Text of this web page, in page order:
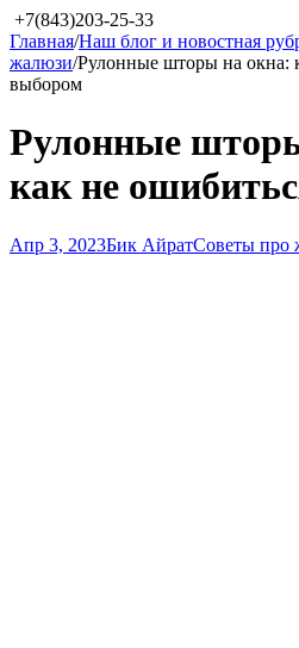
+7(843)203-25-33
Главная/Наш блог и новостная
жалюзи/Рулонные шторы на окна:
выбором
Рулонные
как не
Апр 3, 2023Бик АйратСоветы про